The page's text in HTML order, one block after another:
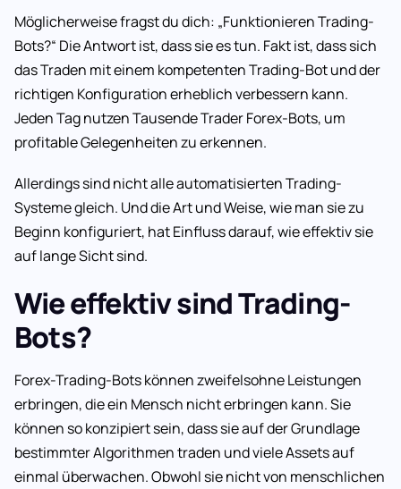
Möglicherweise fragst du dich: „Funktionieren Trading-
Bots?“ Die Antwort ist, dass sie es tun. Fakt ist, dass sich
das Traden mit einem kompetenten Trading-Bot und der
richtigen Konfiguration erheblich verbessern kann.
Jeden Tag nutzen Tausende Trader Forex-Bots, um
profitable Gelegenheiten zu erkennen.
Allerdings sind nicht alle automatisierten Trading-
Systeme gleich. Und die Art und Weise, wie man sie zu
Beginn konfiguriert, hat Einfluss darauf, wie effektiv sie
auf lange Sicht sind.
Wie effektiv sind Trading-
Bots?
Forex-Trading-Bots können zweifelsohne Leistungen
erbringen, die ein Mensch nicht erbringen kann. Sie
können so konzipiert sein, dass sie auf der Grundlage
bestimmter Algorithmen traden und viele Assets auf
einmal überwachen. Obwohl sie nicht von menschlichen